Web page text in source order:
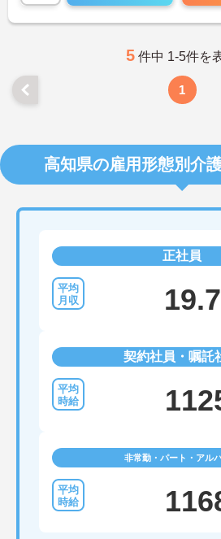
れます◎
ご興味がある方はご面接のポイントをお
5 件中 1-5件を
1
高知県の雇用形態別介
正社員
19.7
契約社員・嘱託
非常勤・パート・アル